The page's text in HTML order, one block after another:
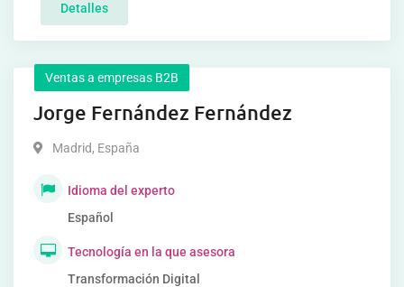
Detalles
Ventas a empresas B2B
Jorge Fernández Fernández
Madrid, España
Idioma del experto
Español
Tecnología en la que asesora
Transformación Digital